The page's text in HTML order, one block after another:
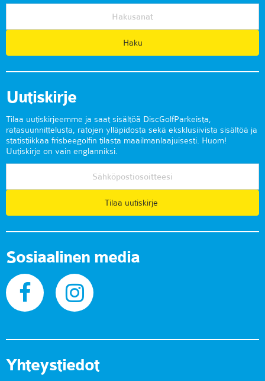
Uutiskirje
Tilaa uutiskirjeemme ja saat sisältöä DiscGolfParkeista,
ratasuunnittelusta, ratojen ylläpidosta sekä eksklusiivista sisältöä ja
statistiikkaa frisbeegolfin tilasta maailmanlaajuisesti. Huom!
Uutiskirje on vain englanniksi.
Tilaa uutiskirje
Sosiaalinen media
Yhteystiedot